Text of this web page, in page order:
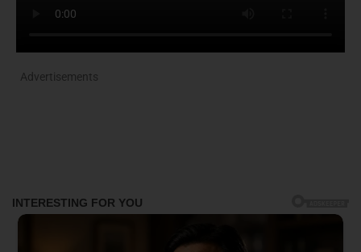
Advertisements